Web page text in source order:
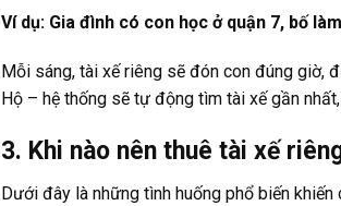
Ví dụ: Gia đình có con học ở quận 7, bố
Mỗi sáng, tài xế riêng sẽ đón con đúng giờ,
Hộ – hệ thống sẽ tự động tìm tài xế gần
3. Khi nào nên thuê tài xế
Dưới đây là những tình huống phổ biến khiến